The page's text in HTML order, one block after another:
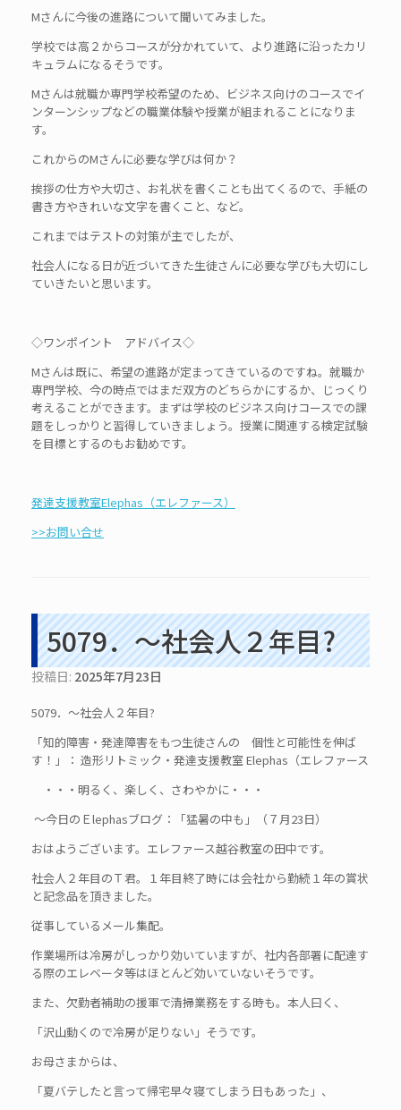
Mさんに今後の進路について聞いてみました。
学校では高２からコースが分かれていて、より進路に沿ったカリ
キュラムになるそうです。
Mさんは就職か専門学校希望のため、ビジネス向けのコースでイ
ンターンシップなどの職業体験や授業が組まれることになりま
す。
これからのMさんに必要な学びは何か？
挨拶の仕方や大切さ、お礼状を書くことも出てくるので、手紙の
書き方やきれいな文字を書くこと、など。
これまではテストの対策が主でしたが、
社会人になる日が近づいてきた生徒さんに必要な学びも大切にし
ていきたいと思います。
◇ワンポイント アドバイス◇
Mさんは既に、希望の進路が定まってきているのですね。就職か
専門学校、今の時点ではまだ双方のどちらかにするか、じっくり
考えることができます。まずは学校のビジネス向けコースでの課
題をしっかりと習得していきましょう。授業に関連する検定試験
を目標とするのもお勧めです。
発達支援教室Elephas（エレファース）
>>お問い合せ
5079．～社会人２年目?
投稿日: 2025年7月23日
5079．～社会人２年目?
「知的障害・発達障害をもつ生徒さんの 個性と可能性を伸ば
す！」： 造形リトミック・発達支援教室 Elephas（エレファース
・・・明るく、楽しく、さわやかに・・・
～今日のＥlephasブログ：「猛暑の中も」（７月23日）
おはようございます。エレファース越谷教室の田中です。
社会人２年目のＴ君。１年目終了時には会社から勤続１年の賞状
と記念品を頂きました。
従事しているメール集配。
作業場所は冷房がしっかり効いていますが、社内各部署に配達す
る際のエレベータ等はほとんど効いていないそうです。
また、欠勤者補助の援軍で清掃業務をする時も。本人曰く、
「沢山動くので冷房が足りない」そうです。
お母さまからは、
「夏バテしたと言って帰宅早々寝てしまう日もあった」、